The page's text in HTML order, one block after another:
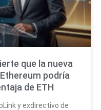
que la nueva
podría
de ETH
y exdirectivo de